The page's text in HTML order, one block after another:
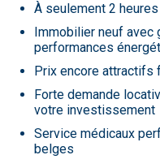
À seulement 2
Immobilier neuf avec
performances
Prix encore attractifs
Forte demande
votre investissement
Service médicaux
belges